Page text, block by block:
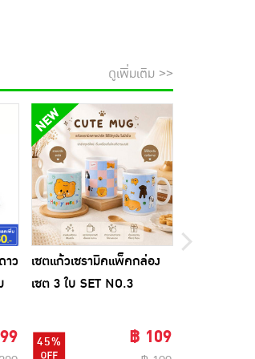
ดูเพิ่มเติม >>
าว
เซตแก้วเซรามิคแพ็คกล่อง
เซต 3 ใบ SET NO.3
45% ฿ 109